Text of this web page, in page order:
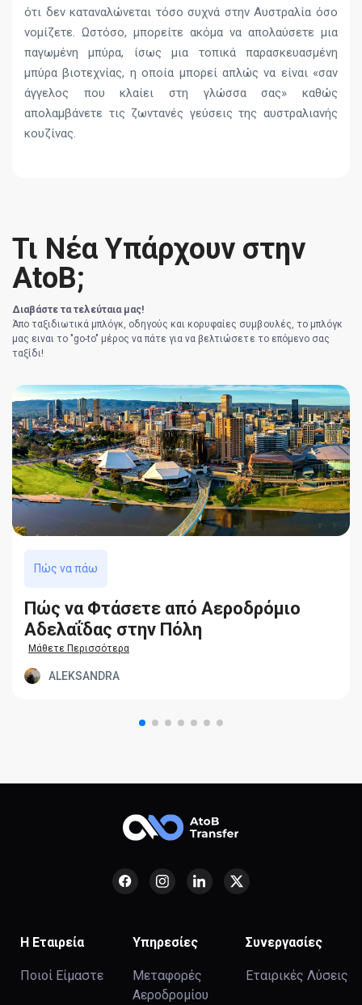
ότι δεν καταναλώνεται τόσο συχνά στην Αυστραλία όσο
νομίζετε. Ωστόσο, μπορείτε ακόμα να απολαύσετε μια
παγωμένη μπύρα, ίσως μια τοπικά παρασκευασμένη
μπύρα βιοτεχνίας, η οποία μπορεί απλώς να είναι «σαν
άγγελος που κλαίει στη γλώσσα σας» καθώς
απολαμβάνετε τις ζωντανές γεύσεις της αυστραλιανής
κουζίνας.
Τι Νέα Υπάρχουν στην
AtoB;
Διαβάστε τα τελεύταια μας!
Άπο ταξιδιωτικά μπλόγκ, οδηγούς και κορυφαίες συμβουλές, το μπλόγκ
μας ειναι το "go-to" μέρος να πάτε για να βελτιώσετε το επόμενο σας
ταξίδι!
Πώς να πάω
Πώς να Φτάσετε από Αεροδρόμιο
Αδελαΐδας στην Πόλη
Μάθετε Περισσότερα
ALEKSANDRA
Η Εταιρεία
Ποιοί Είμαστε
Υπηρεσίες
Μεταφορές
Αεροδρομίου
Συνεργασίες
Εταιρικές Λύσεις